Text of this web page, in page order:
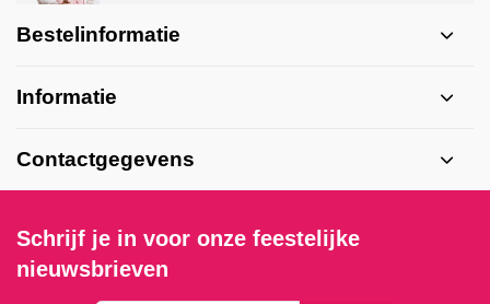
Bestelinformatie
Informatie
Contactgegevens
Schrijf je in voor onze feestelijke
nieuwsbrieven